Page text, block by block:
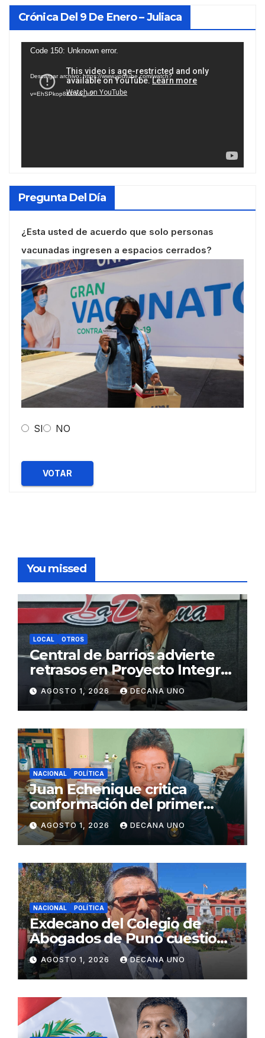
Crónica Del 9 De Enero – Juliaca
Reproductor
vídeo
Code 150: Unknown error.
Descargar archivo: https://www.youtube.com/watch?
v=EhSPkop8KPY&_=2
Pregunta Del Día
¿Esta usted de acuerdo que solo personas
vacunadas ingresen a espacios cerrados?
SI NO
VOTAR
You missed
LOCAL OTROS
Central de barrios advierte
retrasos en Proyecto Integral
de Agua y Alcantarillado para
Juliaca
AGOSTO 1, 2026 DECANA UNO
NACIONAL POLÍTICA
Juan Echenique critica
conformación del primer
gabinete ministerial de Keiko
Fujimori
AGOSTO 1, 2026 DECANA UNO
NACIONAL POLÍTICA
Exdecano del Colegio de
Abogados de Puno cuestiona
propuestas sobre seguridad
ciudadana
AGOSTO 1, 2026 DECANA UNO